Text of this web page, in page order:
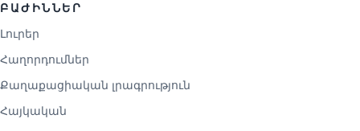
ԲԱԺԻՆՆԵՐ
Լուրեր
Հաղորդումներ
Քաղաքացիական լրագրություն
Հայկական